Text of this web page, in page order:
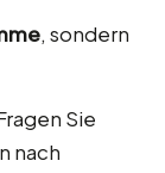
, sondern
Sie
nach